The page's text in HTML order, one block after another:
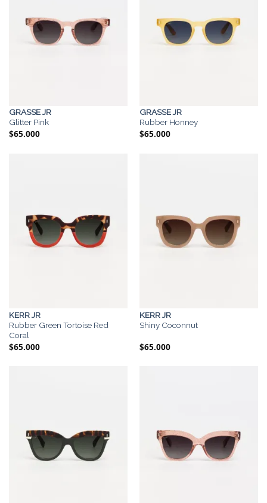
GRASSE JR
Glitter Pink
$65.000
GRASSE JR
Rubber Honney
$65.000
KERR JR
Rubber Green Tortoise Red
Coral
$65.000
KERR JR
Shiny Coconnut
$65.000